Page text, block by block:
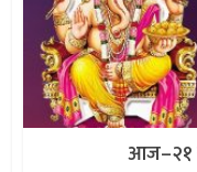
आज–२१